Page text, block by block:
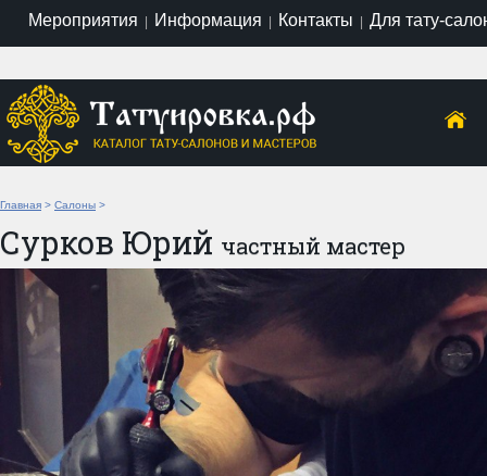
Мероприятия | Информация | Контакты | Для тату-
Главная > Салоны >
Сурков Юрий частный мастер